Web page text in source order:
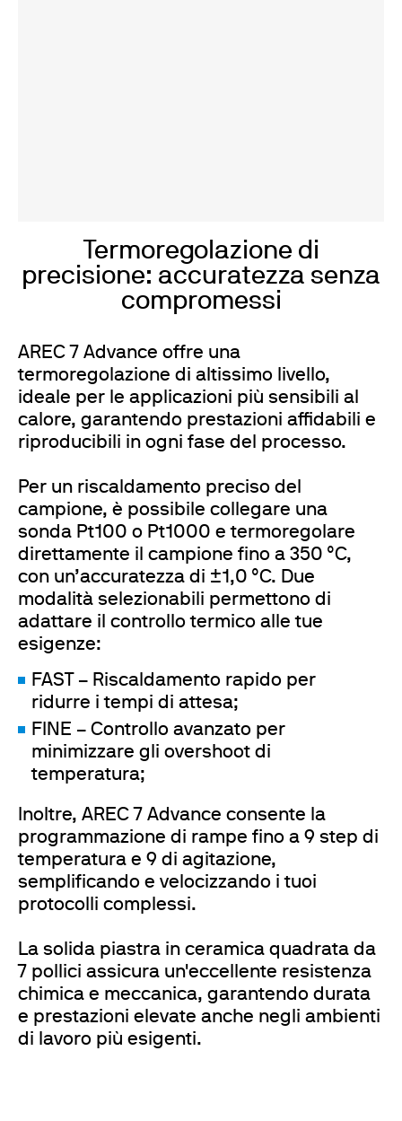
Termoregolazione di
precisione: accuratezza senza
compromessi
AREC 7 Advance offre una
termoregolazione di altissimo livello,
ideale per le applicazioni più sensibili al
calore, garantendo prestazioni affidabili e
riproducibili in ogni fase del processo.
Per un riscaldamento preciso del
campione, è possibile collegare una
sonda Pt100 o Pt1000 e termoregolare
direttamente il campione fino a 350 °C,
con un’accuratezza di ±1,0 °C. Due
modalità selezionabili permettono di
adattare il controllo termico alle tue
esigenze:
FAST – Riscaldamento rapido per
ridurre i tempi di attesa;
FINE – Controllo avanzato per
minimizzare gli overshoot di
temperatura;
Inoltre, AREC 7 Advance consente la
programmazione di rampe fino a 9 step di
temperatura e 9 di agitazione,
semplificando e velocizzando i tuoi
protocolli complessi.
La solida piastra in ceramica quadrata da
7 pollici assicura un'eccellente resistenza
chimica e meccanica, garantendo durata
e prestazioni elevate anche negli ambienti
di lavoro più esigenti.